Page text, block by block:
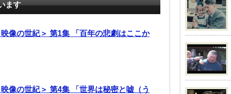
ます
像の世紀＞ 第1集 「百年の悲劇はここか
像の世紀＞ 第4集 「世界は秘密と嘘（う